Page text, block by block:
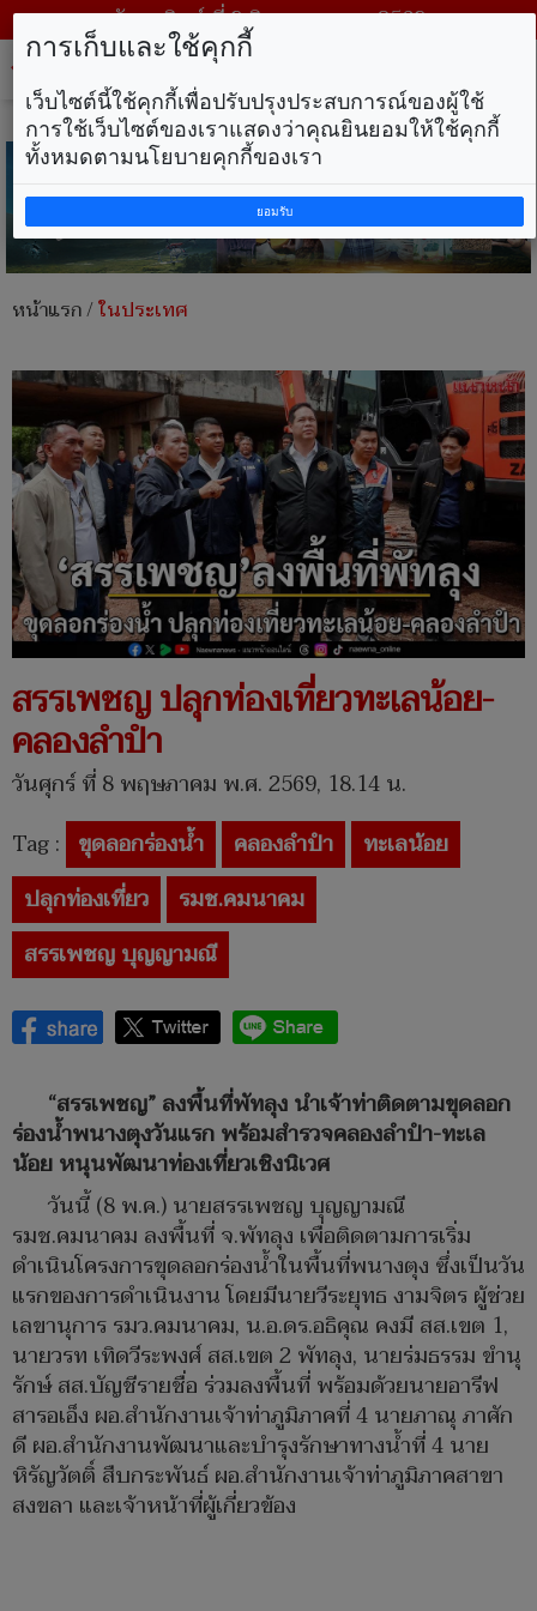
วันอาทิตย์ ที่ 9 สิงหาคม พ.ศ. 2569
หน้าแรก/ในประเทศ
สรรเพชญ ปลุกท่องเที่ยวทะเลน้อย-
คลองลำปำ
วันศุกร์ ที่ 8 พฤษภาคม พ.ศ. 2569, 18.14 น.
Tag : ขุดลอกร่องน้ำ คลองลำปำ
ทะเลน้อย
ปลุกท่องเที่ยว
รมช.คมนาคม
สรรเพชญ บุญญามณี
“สรรเพชญ” ลงพื้นที่พัทลุง นำเจ้าท่าติดตามขุดลอก
ร่องน้ำพนางตุงวันแรก พร้อมสำรวจคลองลำปำ-ทะเล
น้อย หนุนพัฒนาท่องเที่ยวเชิงนิเวศ
วันนี้ (8 พ.ค.) นายสรรเพชญ บุญญามณี
รมช.คมนาคม ลงพื้นที่ จ.พัทลุง เพื่อติดตามการเริ่ม
ดำเนินโครงการขุดลอกร่องน้ำในพื้นที่พนางตุง ซึ่งเป็นวัน
แรกของการดำเนินงาน โดยมีนายวีระยุทธ งามจิตร ผู้ช่วย
เลขานุการ รมว.คมนาคม, น.อ.ดร.อธิคุณ คงมี สส.เขต 1,
นายวรท เทิดวีระพงศ์ สส.เขต 2 พัทลุง, นายร่มธรรม ขำนุ
รักษ์ สส.บัญชีรายชื่อ ร่วมลงพื้นที่ พร้อมด้วยนายอารีฟ
สารอเอ็ง ผอ.สำนักงานเจ้าท่าภูมิภาคที่ 4 นายภาณุ ภาศัก
ดี ผอ.สำนักงานพัฒนาและบำรุงรักษาทางน้ำที่ 4 นาย
หิรัญวัตติ์ สืบกระพันธ์ ผอ.สำนักงานเจ้าท่าภูมิภาคสาขา
สงขลา และเจ้าหน้าที่ผู้เกี่ยวข้อง
การเก็บและใช้คุกกี้
เว็บไซต์นี้ใช้คุกกี้เพื่อปรับปรุงประสบการณ์ของผู้ใช้
การใช้เว็บไซต์ของเราแสดงว่าคุณยินยอมให้ใช้คุกกี้
ทั้งหมดตามนโยบายคุกกี้ของเรา
ยอมรับ